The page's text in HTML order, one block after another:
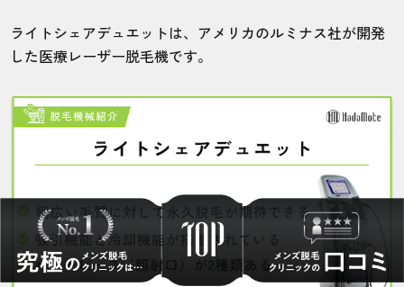
ライトシェアデュエットは、アメリカのルミナス社が開発
した医療レーザー脱毛機です。